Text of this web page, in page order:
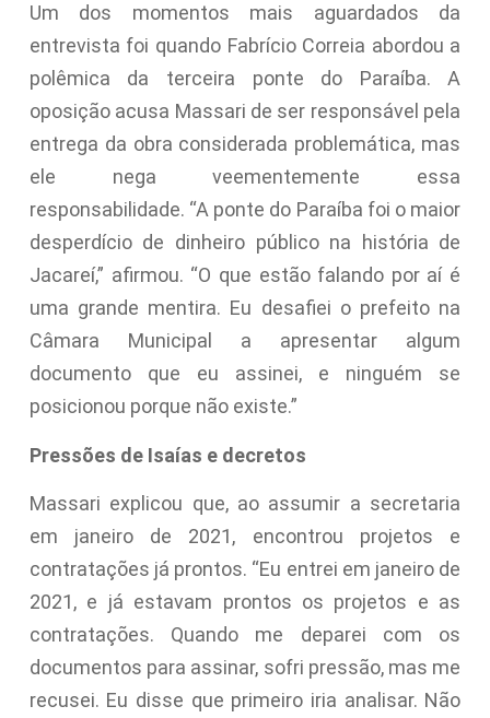
Um dos momentos mais aguardados da
entrevista foi quando Fabrício Correia abordou a
polêmica da terceira ponte do Paraíba. A
oposição acusa Massari de ser responsável pela
entrega da obra considerada problemática, mas
ele nega veementemente essa
responsabilidade. “A ponte do Paraíba foi o maior
desperdício de dinheiro público na história de
Jacareí,” afirmou. “O que estão falando por aí é
uma grande mentira. Eu desafiei o prefeito na
Câmara Municipal a apresentar algum
documento que eu assinei, e ninguém se
posicionou porque não existe.”
Pressões de Isaías e decretos
Massari explicou que, ao assumir a secretaria
em janeiro de 2021, encontrou projetos e
contratações já prontos. “Eu entrei em janeiro de
2021, e já estavam prontos os projetos e as
contratações. Quando me deparei com os
documentos para assinar, sofri pressão, mas me
recusei. Eu disse que primeiro iria analisar. Não